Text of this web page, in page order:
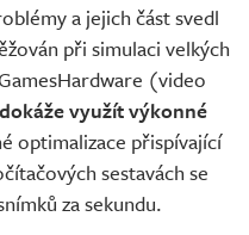
a jejich část svedl
při simulaci velkých
(video
využít výkonné
optimalizace přispívající
sestavách se
za sekundu.